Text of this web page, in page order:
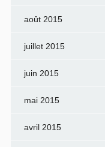
août 2015
juillet 2015
juin 2015
mai 2015
avril 2015